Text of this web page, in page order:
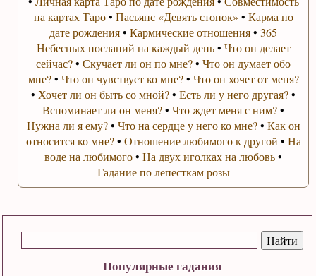
Популярные гадания
на картах Таро• Пасьянс «Девять стопок» • Карма по
дате рождения•Кармические отношения•365
Небесных посланий на каждый день• Что он делает
сейчас?•Скучает ли он по мне?•Что он думает обо
мне?• Что он чувствует ко мне?• Что он хочет от меня?
• Хочет ли он быть со мной?•Есть ли у него другая?•
Вспоминает ли он меня?•Что ждет меня с ним?•
Нужна ли я ему?• Что на сердце у него ко мне?• Как он
относится ко мне?• Отношение любимого к другой • На
воде на любимого•На двух иголках на любовь•
Гадание по лепесткам розы